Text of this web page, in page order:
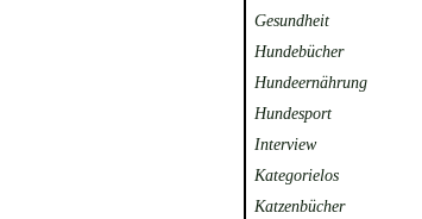
Gesundheit
Hundebücher
Hundeernährung
Hundesport
Interview
Kategorielos
Katzenbücher